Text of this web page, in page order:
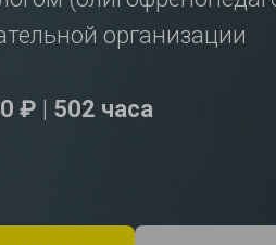
организации
₽ | 502 часа